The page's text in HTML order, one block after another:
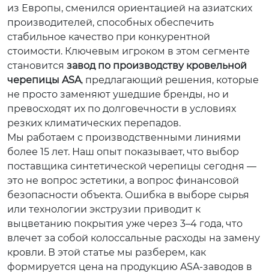
из Европы, сменился ориентацией на азиатских
производителей, способных обеспечить
стабильное качество при конкурентной
стоимости. Ключевым игроком в этом сегменте
становится завод по производству кровельной
черепицы ASA, предлагающий решения, которые
не просто заменяют ушедшие бренды, но и
превосходят их по долговечности в условиях
резких климатических перепадов.
Мы работаем с производственными линиями
более 15 лет. Наш опыт показывает, что выбор
поставщика синтетической черепицы сегодня —
это не вопрос эстетики, а вопрос финансовой
безопасности объекта. Ошибка в выборе сырья
или технологии экструзии приводит к
выцветанию покрытия уже через 3–4 года, что
влечет за собой колоссальные расходы на замену
кровли. В этой статье мы разберем, как
формируется цена на продукцию ASA-заводов в